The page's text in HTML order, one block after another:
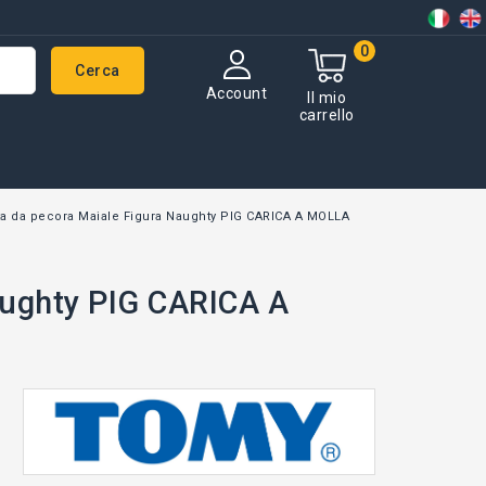
Il mio
carrello
0
Account
Cerca
da pecora Maiale Figura Naughty PIG CARICA A MOLLA
PIG CARICA A